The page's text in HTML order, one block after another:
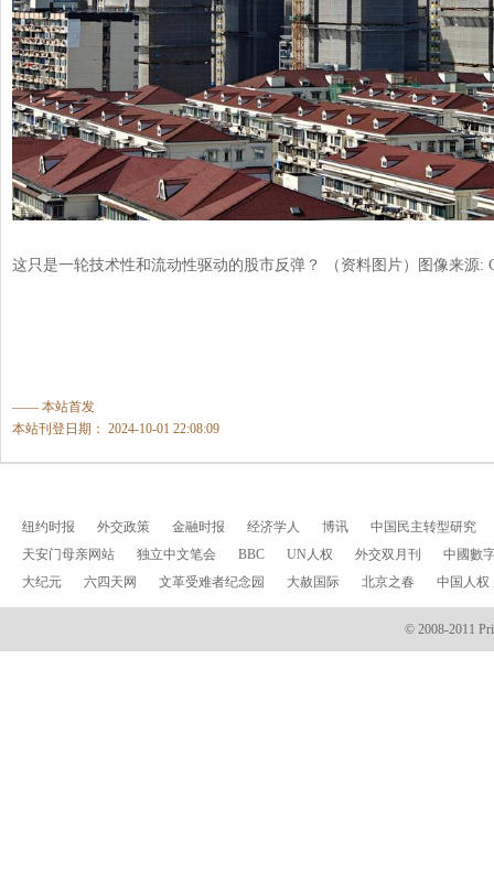
这只是一轮技术性和流动性驱动的股市反弹？ （资料图片） 图像来源:
—— 本站首发
本站刊登日期： 2024-10-01 22:08:09
纽约时报 外交政策 金融时报 经济学人 博讯
中国民主转型研究
天安门母亲网站
独立中文笔会 BBC UN人权 外交双月刊
中國數
大纪元
六四天网 文革受难者纪念园 大赦国际 北京之春 中国人权
© 2008-2011